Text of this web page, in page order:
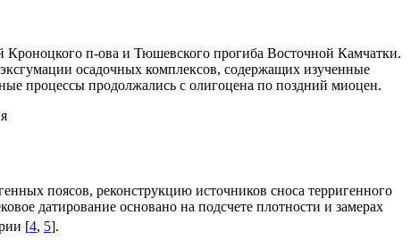
Кроноцкого п-ова и Тюшевского прогиба Восточной Камчатки.
осадочных комплексов, содержащих изученные
процессы продолжались с олигоцена по поздний миоцен.
поясов, реконструкцию источников сноса терригенного
датирование основано на подсчете плотности и замерах
[4, 5].